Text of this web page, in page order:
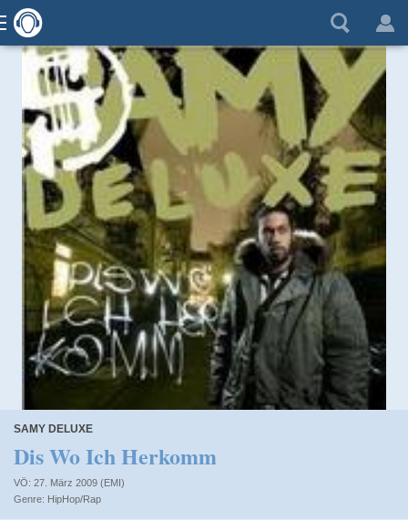
SAMY DELUXE
Dis Wo Ich Herkomm
VÖ: 27. März 2009 (EMI)
HipHop/Rap